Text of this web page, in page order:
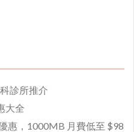
診所推介
大全
惠，1000MB 月費低至 $98